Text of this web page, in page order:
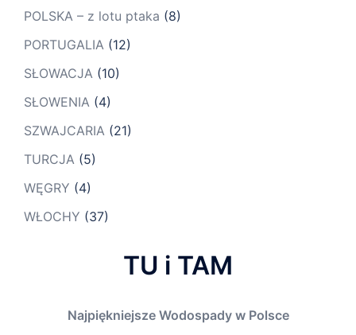
POLSKA – z lotu ptaka (8)
PORTUGALIA (12)
SŁOWACJA (10)
SŁOWENIA (4)
SZWAJCARIA (21)
TURCJA (5)
WĘGRY (4)
WŁOCHY (37)
TU i TAM
Najpiękniejsze Wodospady w Polsce